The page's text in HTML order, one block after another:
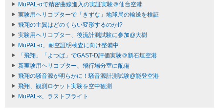
MuPAL-αで精密曲線進入の実証実験＠仙台空港
実験用ヘリコプターで「きずな」地球局の輸送を検証
飛翔の主翼はどのくらい変形するのか!?
実験用ヘリコプター、後流計測試験に参加@大樹
MuPAL-α、耐空証明検査に向け整備中
「飛翔」「よつば」でGAST-D評価実験＠新石垣空港
新実験用ヘリコプター、飛行場分室に配備
飛翔の騒音源が明らかに！騒音源計測試験@能登空港
飛翔、観測ロケット実験を空中観測
MuPAL-ε、ラストフライト